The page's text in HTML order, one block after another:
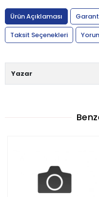
Ürün Açıklaması
Taksit Seçenekleri
Yazar